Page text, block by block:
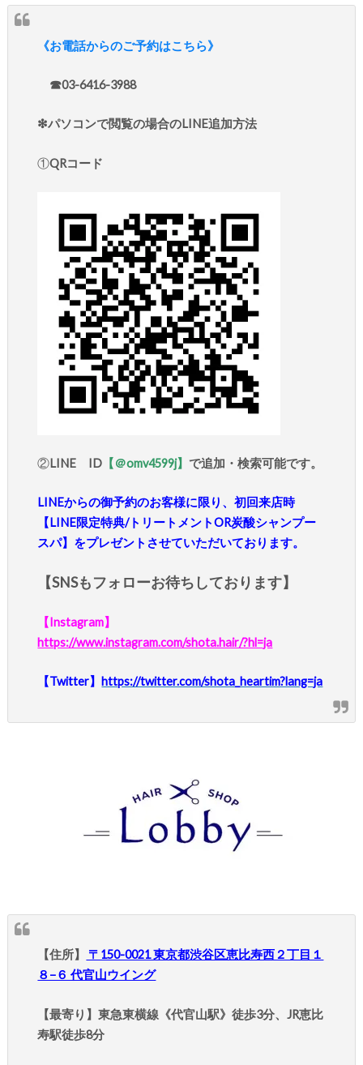
《お電話からのご予約はこちら》
☎︎03-6416-3988
❇︎パソコンで閲覧の場合のLINE追加方法
①QRコード
②LINE ID 【＠omv4599j】 で追加・検索可能です。
LINEからの御予約のお客様に限り、初回来店時
【LINE限定特典/トリートメントOR炭酸シャンプー
スパ】をプレゼントさせていただいております。
【SNSもフォローお待ちしております】
【Instagram】
https://www.instagram.com/shota.hair/?hl=ja
【Twitter】https://twitter.com/shota_heartim?lang=ja
【住所】
〒150-0021 東京都渋谷区恵比寿西２丁目１
８−６ 代官山ウイング
【最寄り】東急東横線《代官山駅》徒歩3分、JR恵比
寿駅徒歩8分